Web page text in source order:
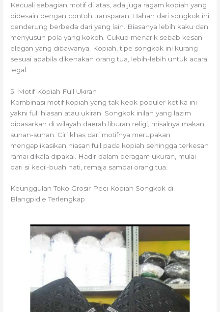
Kecuali sebagian motif di atas, ada juga ragam kopiah yang
didesain dengan contoh transparan. Bahan dari songkok ini
cenderung berbeda dari yang lain. Biasanya lebih kaku dan
menyusun pola yang kokoh. Cukup menarik sebab kesan
elegan yang dibawanya. Kopiah, tipe songkok ini kurang
sesuai apabila dikenakan orang tua, lebih-lebih untuk acara
legal.
5. Motif Kopiah Full Ukiran
Kombinasi motif kopiah yang tak keok populer ketika ini
yakni full hiasan atau ukiran. Songkok inilah yang lazim
dipasarkan di wilayah daerah liburan religi, misalnya makan
sunan-sunan. Ciri khas dari motifnya merupakan
mengaplikasikan hiasan full pada kopiah sehingga terkesan
ramai dikala dipakai. Hadir dalam beragam ukuran, mulai
dari si kecil-buah hati, remaja sampai orang tua.
Keunggulan Toko Grosir Peci Kopiah Songkok di
Blangpidie Terlengkap